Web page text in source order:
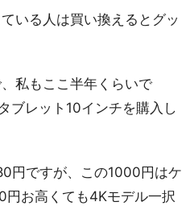
いる人は買い換えるとグッ
私もここ半年くらいで
レット10インチを購入し
円ですが、この1000円はケ
お高くても4Kモデル一択